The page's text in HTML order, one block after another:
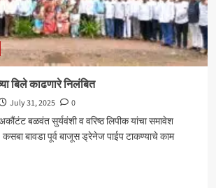
बिले काढणारे निलंबित
July 31, 2025
0
बळवंत सुर्यवंशी व वरिष्ठ लिपीक यांचा समावेश
बावडा पूर्व बाजूस ड्रेनेज पाईप टाकण्याचे काम